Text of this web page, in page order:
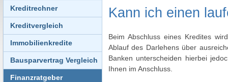
Kann ich einen
Beim Abschluss eines Kredites
Ablauf des Darlehens über
Banken unterscheiden hierbei
Ihnen im Anschluss.
Kreditrechner
Kreditvergleich
Immobilienkredite
Bausparvertrag Vergleich
Finanzratgeber